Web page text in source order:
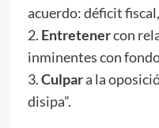
acuerdo: déficit
2. Entretenercon
inminentes con
3.Culpara la
disipa”.